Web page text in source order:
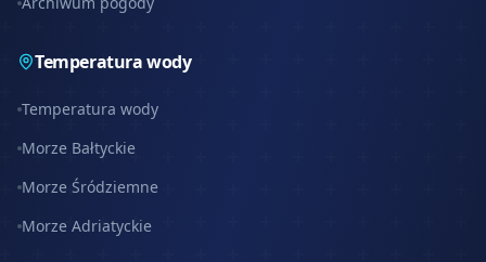
Temperatura wody
Temperatura wody
Morze Bałtyckie
Morze Śródziemne
Morze Adriatyckie